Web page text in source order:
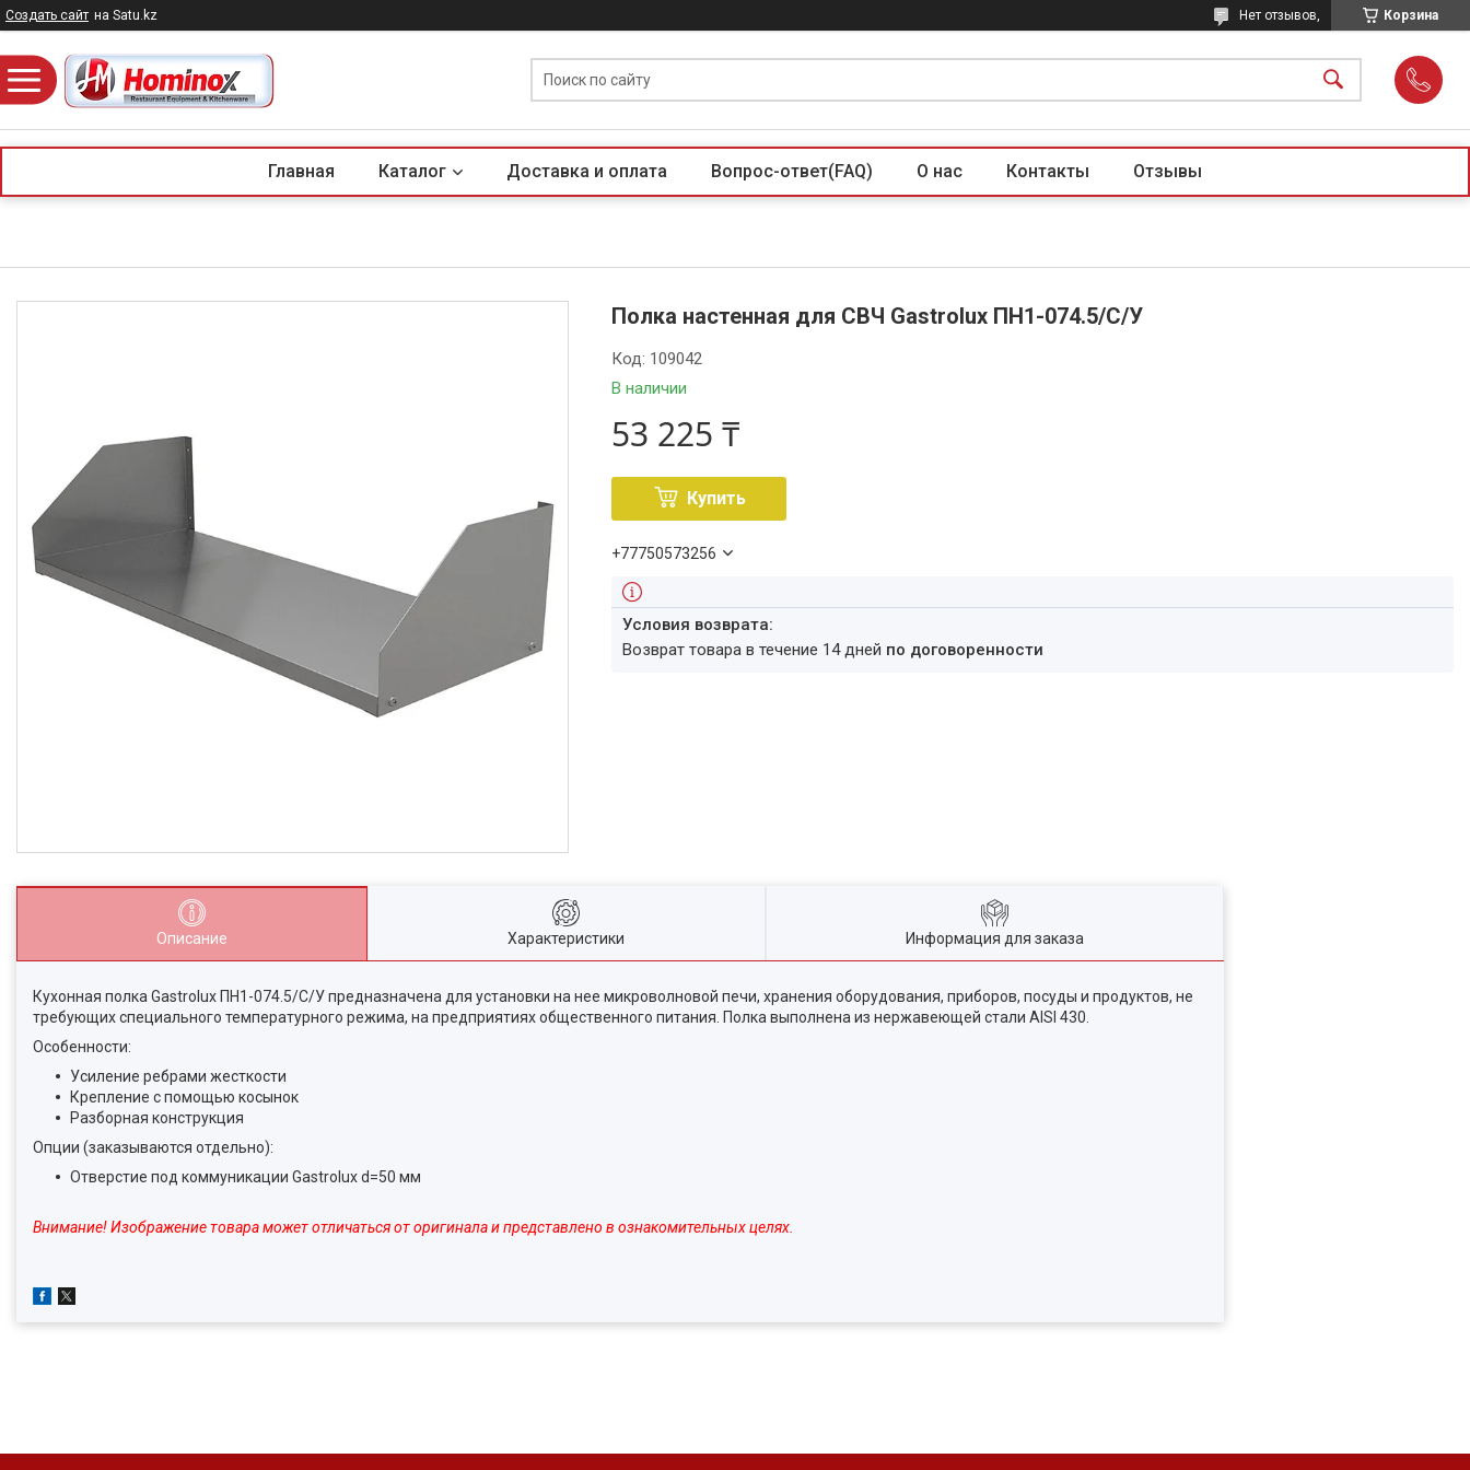
Создать сайт на Satu.kz Корзина
Нет отзывов,
Главная Каталог Доставка и оплата Вопрос-ответ(FAQ) О нас Контакты Отзывы
Полка настенная для СВЧ Gastrolux ПН1-074.5/С/У
В наличии
Код: 109042
53 225 ₸
Купить
+77750573256
возврат товара в течение 14 дней по договоренности
Описание Характеристики Информация для заказа
Кухонная полка Gastrolux ПН1-074.5/С/У предназначена для установки на нее микроволновой печи, хранения оборудования, приборов, посуды и продуктов, не
требующих специального температурного режима, на предприятиях общественного питания. Полка выполнена из нержавеющей стали AISI 430.
Особенности:
Усиление ребрами жесткости
Крепление с помощью косынок
Разборная конструкция
Опции (заказываются отдельно):
Отверстие под коммуникации Gastrolux d=50 мм
Внимание! Изображение товара может отличаться от оригинала и представлено в ознакомительных целях.